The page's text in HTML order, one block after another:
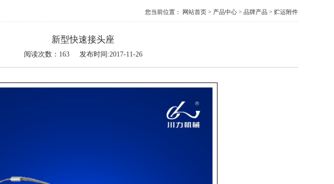
您当前位置： 网站首页 > 产品中心 > 品牌产品 > 贮运附件
新型快速接头座
阅读次数： 163 发布时间:2017-11-26